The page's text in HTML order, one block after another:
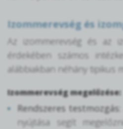
Izommerevség és
Az izommerevség és az
érdekében számos
alábbiakban néhány tipikus
Izommerevség megelőzése:
Rendszeres testmozgás:
nyújtása segít